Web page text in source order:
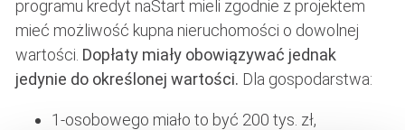
programu kredyt naStart mieli zgodnie z projektem
mieć możliwość kupna nieruchomości o dowolnej
wartości. Dopłaty miały obowiązywać jednak
jedynie do określonej wartości. Dla gospodarstwa:
1-osobowego miało to być 200 tys. zł,